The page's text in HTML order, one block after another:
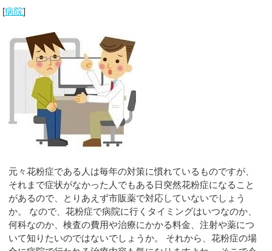
[病院]
元々花粉症である人は毎年の対策に慣れているものですが、
それまで症状がなかった人でもある日突然花粉症になること
があるので、とりあえず市販薬で対応していないでしょう
か。 なので、花粉症で病院に行くタイミングはいつなのか、
何科なのか、検査の費用や治療にかかる料金、注射や薬につ
いて知りたいのではないでしょうか。 それから、花粉症の場